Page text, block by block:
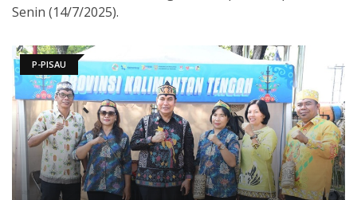
Senin (14/7/2025).
P-PISAU